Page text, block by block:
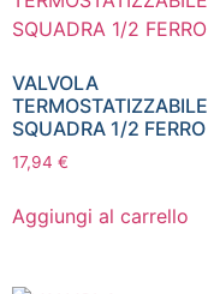
VALVOLA
TERMOSTATIZZABILE
SQUADRA 1/2 FERRO
17,94 €
Aggiungi al carrello